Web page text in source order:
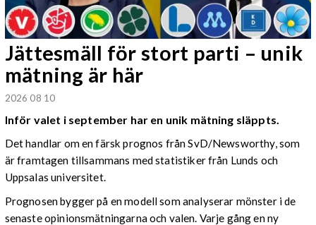
Jättesmäll för stort parti – unik
mätning är här
2026 08 10
Inför valet i september har en unik mätning släppts.
Det handlar om en färsk prognos från SvD/Newsworthy, som
är framtagen tillsammans med statistiker från Lunds och
Uppsalas universitet.
Prognosen bygger på en modell som analyserar mönster i de
senaste opinionsmätningarna och valen. Varje gång en ny